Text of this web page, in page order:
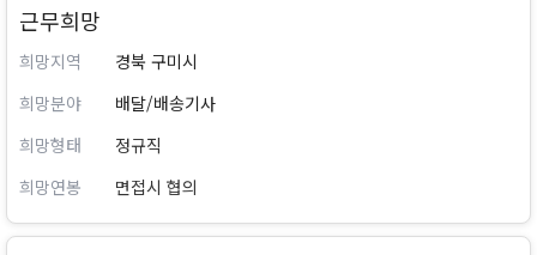
근무희망
희망지역
경북 구미시
희망분야
배달/배송기사
희망형태
정규직
희망연봉
면접시 협의